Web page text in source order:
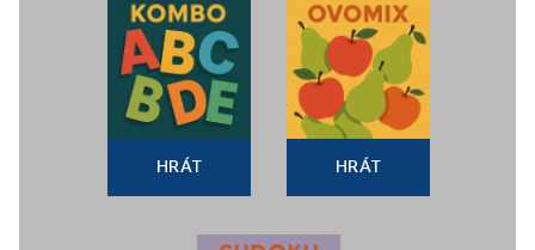
HRÁT HRÁT